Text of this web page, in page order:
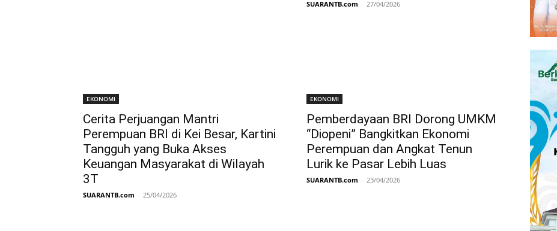
SUARANTB.com - 27/04/2026
EKONOMI
Cerita Perjuangan Mantri
Perempuan BRI di Kei Besar, Kartini
Tangguh yang Buka Akses
Keuangan Masyarakat di Wilayah
3T
SUARANTB.com - 25/04/2026
EKONOMI
Pemberdayaan BRI Dorong UMKM
“Diopeni” Bangkitkan Ekonomi
Perempuan dan Angkat Tenun
Lurik ke Pasar Lebih Luas
SUARANTB.com - 23/04/2026